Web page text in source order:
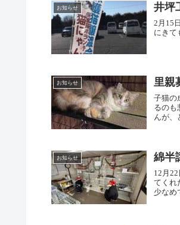
お知らせ 井坪
2月15
にきて
お知らせ 里親
子猫の
るのも
んが、
お知らせ 綿半
12月
てくれ
少なめ